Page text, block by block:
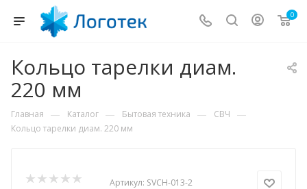
0
Кольцо тарелки диам.
220 мм
Главная — Каталог — Бытовая техника — СВЧ —
Кольцо тарелки диам. 220 мм
Артикул: SVCH-013-2